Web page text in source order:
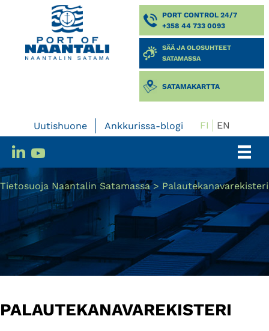
PORT CONTROL 24/7
+358 44 733 0093
SÄÄ JA OLOSUHTEET
SATAMASSA
SATAMAKARTTA
Uutishuone Ankkurissa-blogi FI EN
Tietosuoja Naantalin Satamassa> Palautekanavarekisteri
PALAUTEKANAVAREKISTERI